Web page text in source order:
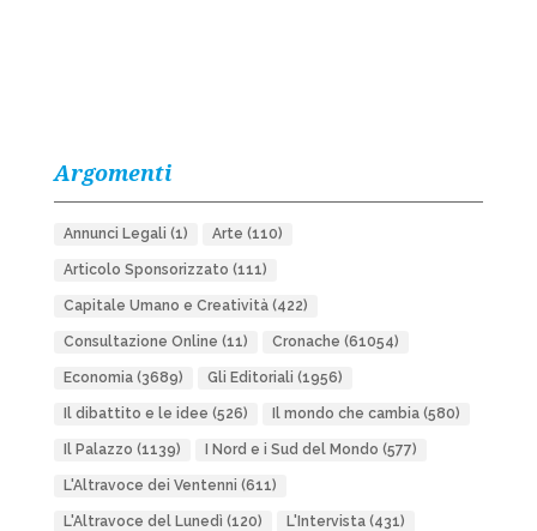
Argomenti
Annunci Legali (1) Arte (110)
Articolo Sponsorizzato (111)
Capitale Umano e Creatività(422)
Consultazione Online (11) Cronache (61054)
Economia(3689) Gli Editoriali (1956)
Il dibattito e le idee (526) Il mondo che cambia(580)
Il Palazzo (1139) I Nord e i Sud del Mondo (577)
L'Altravoce dei Ventenni (611)
L'Altravoce del Lunedì (120) L'Intervista(431)